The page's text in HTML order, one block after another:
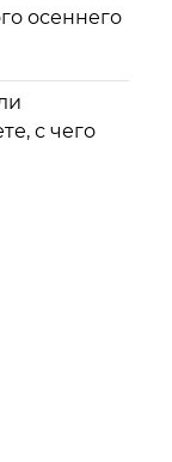
осеннего
с чего